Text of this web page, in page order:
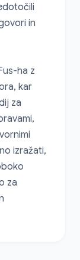
in
ha z
kar
za
izražati,
za